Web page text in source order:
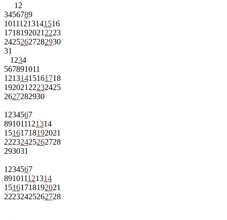
1 2
3456789
10111213141516
1718192021 2223
24252627282930
31
1 234
567891011
12131415161718
192021 22232425
2627282930
1 234567
891011121314
15161718192021
22232425262728
293031
1 234567
891011121314
15161718192021
22232425262728